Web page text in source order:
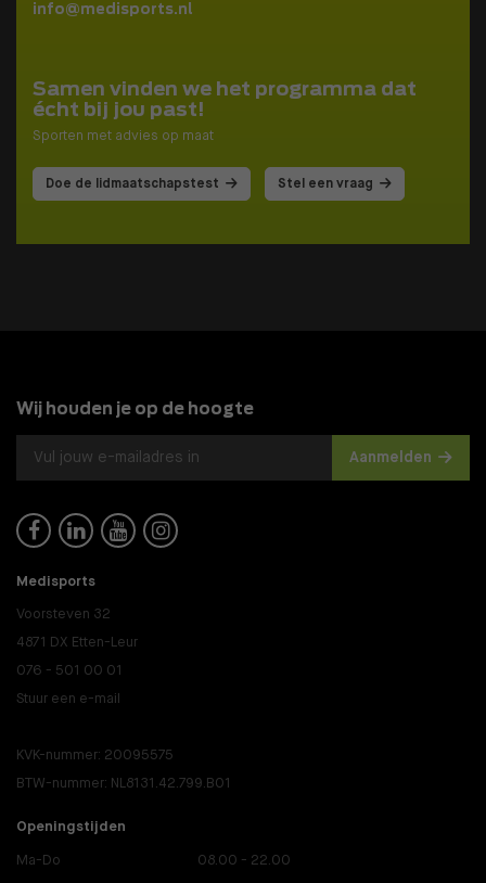
info@medisports.nl
Samen vinden we het programma dat
écht bij jou past!
Sporten met advies op maat
Doe de lidmaatschapstest Stel een vraag
Wij houden je op de hoogte
Aanmelden
   
Medisports
Voorsteven 32
4871 DX Etten-Leur
076 - 501 00 01
Stuur een e-mail
KVK-nummer: 20095575
BTW-nummer: NL8131.42.799.B01
Openingstijden
Ma-Do 08.00 - 22.00